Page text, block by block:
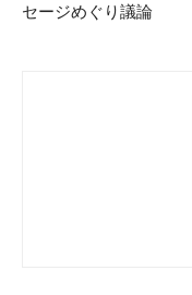
セージめぐり議論